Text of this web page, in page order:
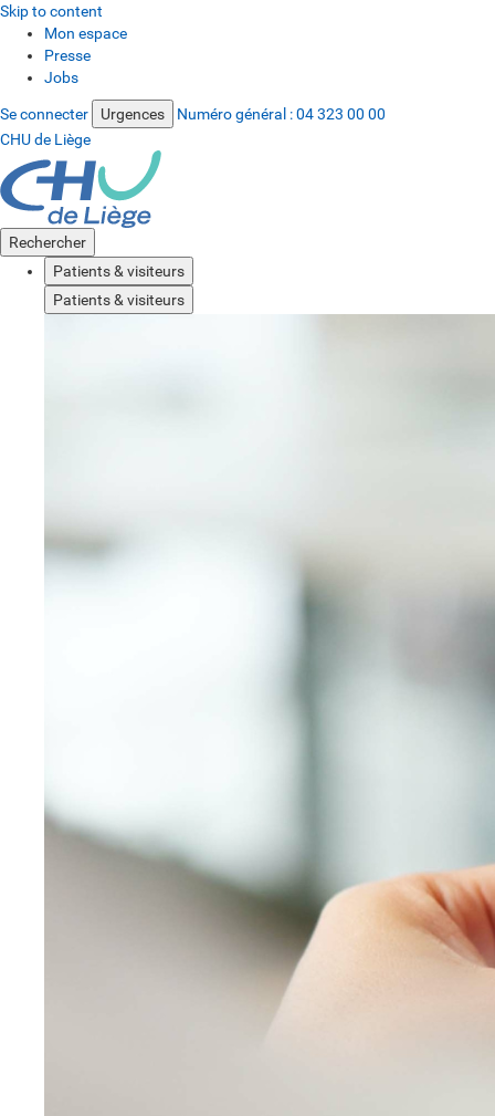
Skip to content
Mon espace
Presse
Jobs
Se connecter Urgences Numéro général :04 323 00 00
CHU de Liège
Rechercher
Patients & visiteurs
Patients & visiteurs